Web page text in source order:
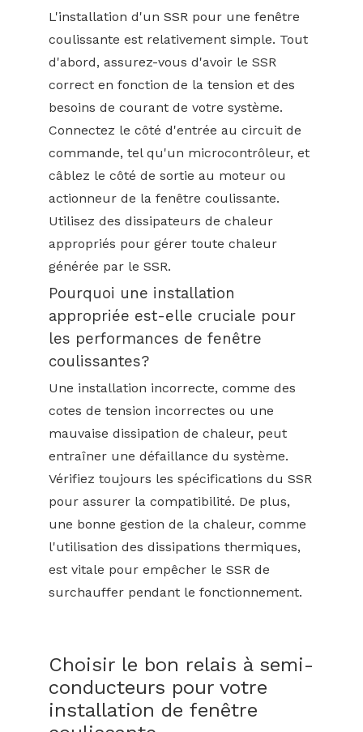
L'installation d'un SSR pour une fenêtre
coulissante est relativement simple. Tout
d'abord, assurez-vous d'avoir le SSR
correct en fonction de la tension et des
besoins de courant de votre système.
Connectez le côté d'entrée au circuit de
commande, tel qu'un microcontrôleur, et
câblez le côté de sortie au moteur ou
actionneur de la fenêtre coulissante.
Utilisez des dissipateurs de chaleur
appropriés pour gérer toute chaleur
générée par le SSR.
Pourquoi une installation
appropriée est-elle cruciale pour
les performances de fenêtre
coulissantes?
Une installation incorrecte, comme des
cotes de tension incorrectes ou une
mauvaise dissipation de chaleur, peut
entraîner une défaillance du système.
Vérifiez toujours les spécifications du SSR
pour assurer la compatibilité. De plus,
une bonne gestion de la chaleur, comme
l'utilisation des dissipations thermiques,
est vitale pour empêcher le SSR de
surchauffer pendant le fonctionnement.
Choisir le bon relais à semi-
conducteurs pour votre
installation de fenêtre